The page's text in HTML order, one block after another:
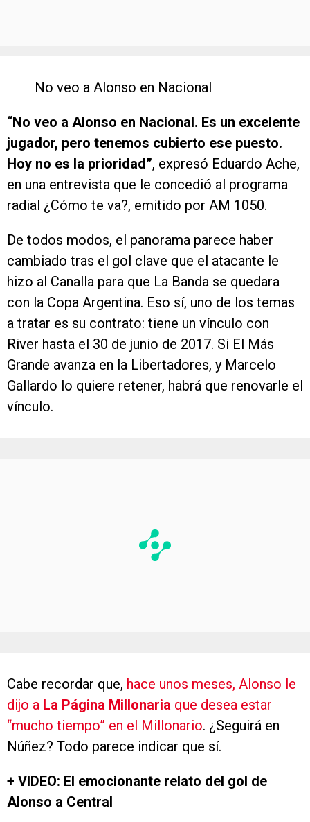
No veo a Alonso en Nacional
“No veo a Alonso en Nacional. Es un excelente
jugador, pero tenemos cubierto ese puesto.
Hoy no es la prioridad”, expresó Eduardo Ache,
en una entrevista que le concedió al programa
radial ¿Cómo te va?, emitido por AM 1050.
De todos modos, el panorama parece haber
cambiado tras el gol clave que el atacante le
hizo al Canalla para que La Banda se quedara
con la Copa Argentina. Eso sí, uno de los temas
a tratar es su contrato: tiene un vínculo con
River hasta el 30 de junio de 2017. Si El Más
Grande avanza en la Libertadores, y Marcelo
Gallardo lo quiere retener, habrá que renovarle el
vínculo.
Cabe recordar que, hace unos meses, Alonso le
dijo a La Página Millonaria que desea estar
“mucho tiempo” en el Millonario. ¿Seguirá en
Núñez? Todo parece indicar que sí.
+ VIDEO: El emocionante relato del gol de
Alonso a Central